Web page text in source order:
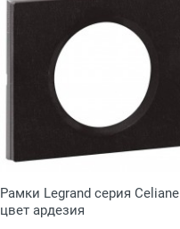
Рамки Legrand серия Celiane
цвет ардезия